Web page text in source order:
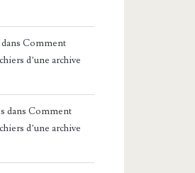
dansComment
d’une archive
dansComment
d’une archive